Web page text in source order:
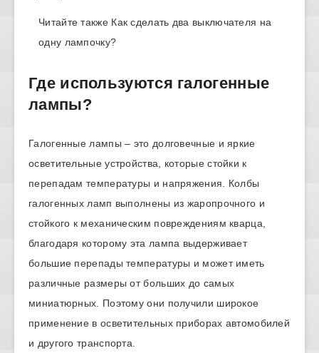
Читайте также Как сделать два выключателя на
одну лампочку?
Где используются галогенные
лампы?
Галогенные лампы – это долговечные и яркие
осветительные устройства, которые стойки к
перепадам температуры и напряжения. Колбы
галогенных ламп выполнены из жаропрочного и
стойкого к механическим повреждениям кварца,
благодаря которому эта лампа выдерживает
большие перепады температуры и может иметь
различные размеры от больших до самых
миниатюрных. Поэтому они получили широкое
применение в осветительных приборах автомобилей
и другого транспорта.